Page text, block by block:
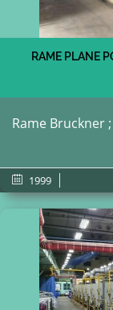
RAME PLANE
Rame Bruckner
1999